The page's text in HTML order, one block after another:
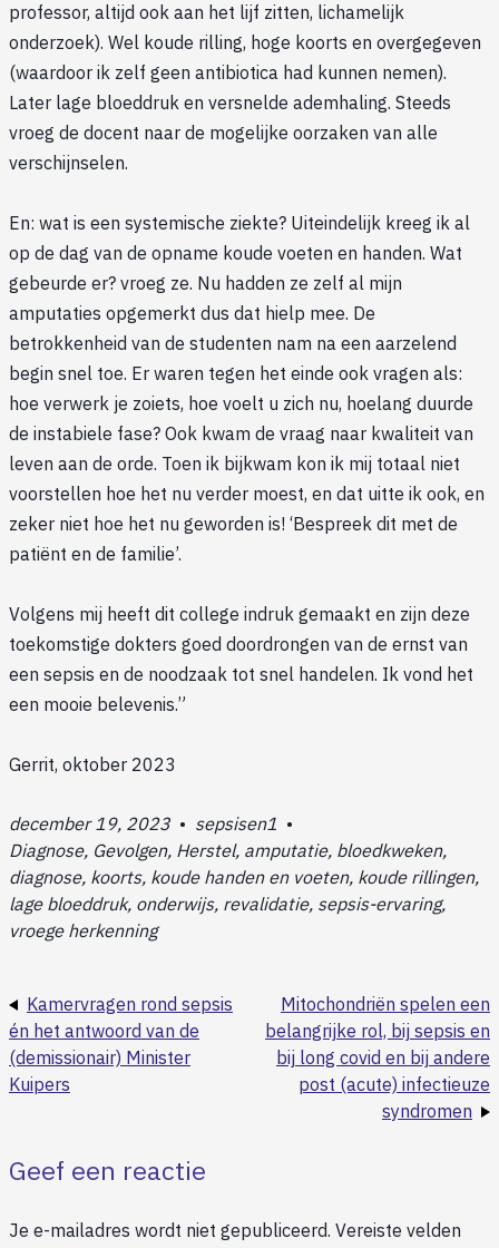
professor, altijd ook aan het lijf zitten, lichamelijk
onderzoek). Wel koude rilling, hoge koorts en overgegeven
(waardoor ik zelf geen antibiotica had kunnen nemen).
Later lage bloeddruk en versnelde ademhaling. Steeds
vroeg de docent naar de mogelijke oorzaken van alle
verschijnselen.
En: wat is een systemische ziekte? Uiteindelijk kreeg ik al
op de dag van de opname koude voeten en handen. Wat
gebeurde er? vroeg ze. Nu hadden ze zelf al mijn
amputaties opgemerkt dus dat hielp mee. De
betrokkenheid van de studenten nam na een aarzelend
begin snel toe. Er waren tegen het einde ook vragen als:
hoe verwerk je zoiets, hoe voelt u zich nu, hoelang duurde
de instabiele fase? Ook kwam de vraag naar kwaliteit van
leven aan de orde. Toen ik bijkwam kon ik mij totaal niet
voorstellen hoe het nu verder moest, en dat uitte ik ook, en
zeker niet hoe het nu geworden is! ‘Bespreek dit met de
patiënt en de familie’.
Volgens mij heeft dit college indruk gemaakt en zijn deze
toekomstige dokters goed doordrongen van de ernst van
een sepsis en de noodzaak tot snel handelen. Ik vond het
een mooie belevenis.”
Gerrit, oktober 2023
december 19, 2023 • sepsisen1 •
Diagnose, Gevolgen, Herstel, amputatie, bloedkweken,
diagnose, koorts, koude handen en voeten, koude rillingen,
lage bloeddruk, onderwijs, revalidatie, sepsis-ervaring,
vroege herkenning
Kamervragen rond sepsis
én het antwoord van de
(demissionair) Minister
Kuipers
Mitochondriën spelen een
belangrijke rol, bij sepsis en
bij long covid en bij andere
post (acute) infectieuze
syndromen
Geef een reactie
Je e-mailadres wordt niet gepubliceerd. Vereiste velden